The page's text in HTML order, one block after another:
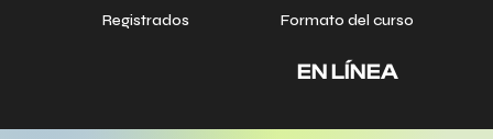
Registrados Formato del curso
EN LÍNEA